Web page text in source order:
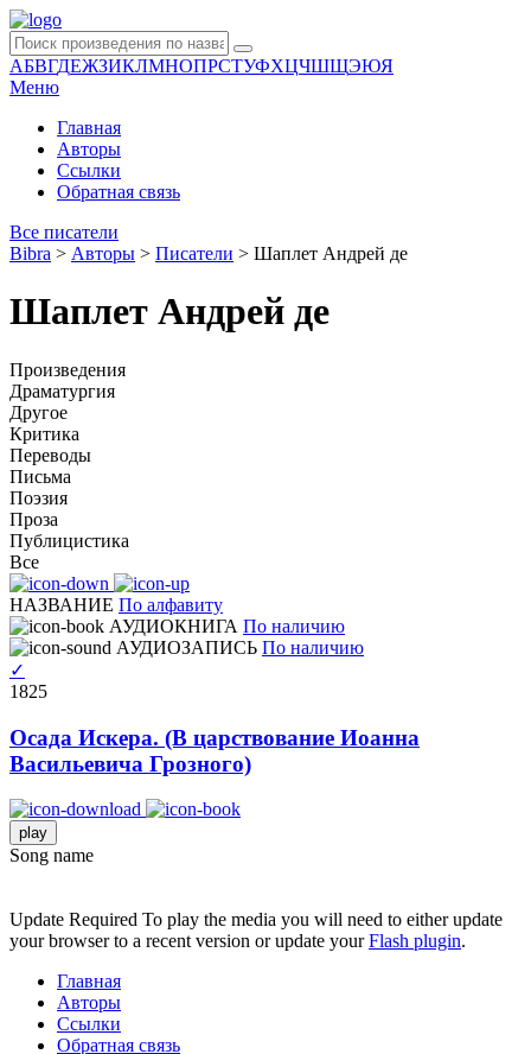
АБВГДЕЖЗИКЛМНОПРСТУФХЦЧШЩЭЮЯ
Меню
Главная
Авторы
Ссылки
Обратная связь
Все писатели
Bibra > Авторы > Писатели > Шаплет Андрей де
Шаплет Андрей де
Произведения
Драматургия
Другое
Критика
Переводы
Письма
Поэзия
Проза
Публицистика
Все
НАЗВАНИЕ По алфавиту
АУДИОКНИГА По наличию
АУДИОЗАПИСЬ По наличию
✓
1825
Осада Искера. (В царствование Иоанна
Васильевича Грозного)
play
Song name
Update Required To play the media you will need to either update
your browser to a recent version or update yourFlash plugin.
Главная
Авторы
Ссылки
Обратная связь